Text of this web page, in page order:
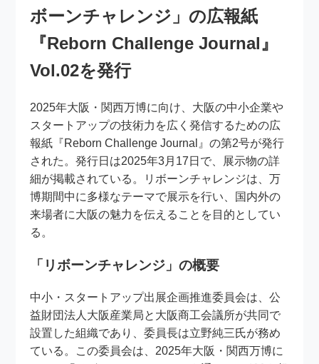
ボーンチャレンジ」の広報紙
『Reborn Challenge Journal』
Vol.02を発行
2025年大阪・関西万博に向け、大阪の中小企業や
スタートアップの技術力を広く発信するための広
報紙『Reborn Challenge Journal』の第2号が発行
された。発行日は2025年3月17日で、展示物の詳
細が掲載されている。リボーンチャレンジは、万
博期間中に多様なテーマで展示を行い、国内外の
来場者に大阪の魅力を伝えることを目的としてい
る。
「リボーンチャレンジ」の概要
中小・スタートアップ出展企画推進委員会は、公
益財団法人大阪産業局と大阪商工会議所が共同で
設置した組織であり、委員長は立野純三氏が務め
ている。この委員会は、2025年大阪・関西万博に